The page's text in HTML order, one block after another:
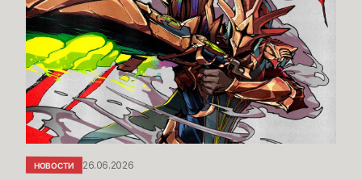
победе
|
MSI
2026
НОВОСТИ 26.06.2026